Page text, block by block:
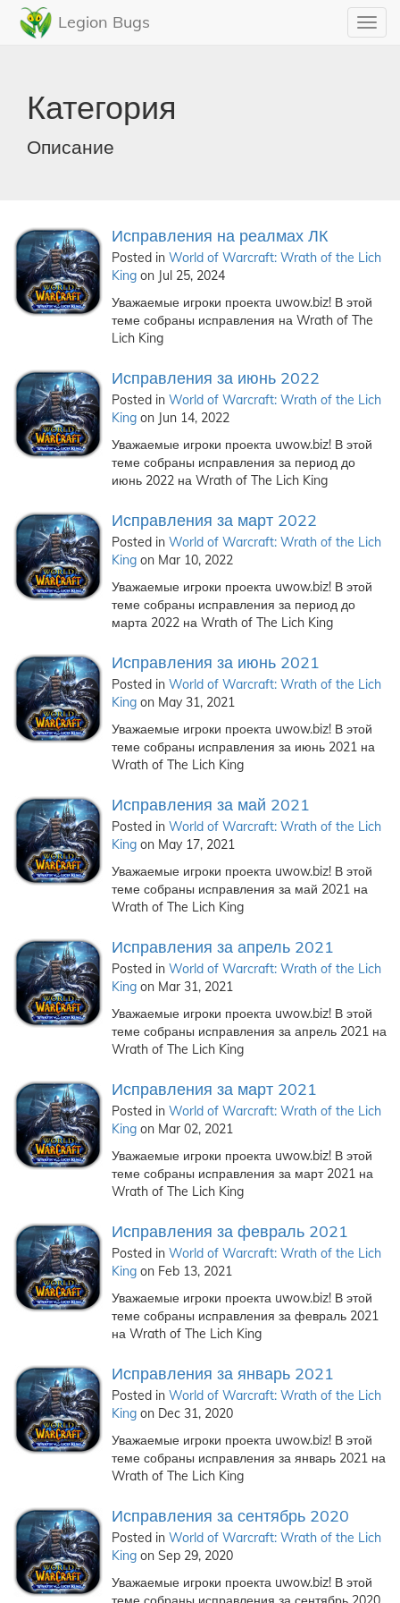
Legion Bugs
Категория
Описание
Исправления на реалмах ЛК
Posted in World of Warcraft: Wrath of the Lich
King on Jul 25, 2024
Уважаемые игроки проекта uwow.biz! В этой
теме собраны исправления на Wrath of The
Lich King
Исправления за июнь 2022
Posted in World of Warcraft: Wrath of the Lich
King on Jun 14, 2022
Уважаемые игроки проекта uwow.biz! В этой
теме собраны исправления за период до
июнь 2022 на Wrath of The Lich King
Исправления за март 2022
Posted in World of Warcraft: Wrath of the Lich
King on Mar 10, 2022
Уважаемые игроки проекта uwow.biz! В этой
теме собраны исправления за период до
марта 2022 на Wrath of The Lich King
Исправления за июнь 2021
Posted in World of Warcraft: Wrath of the Lich
King on May 31, 2021
Уважаемые игроки проекта uwow.biz! В этой
теме собраны исправления за июнь 2021 на
Wrath of The Lich King
Исправления за май 2021
Posted in World of Warcraft: Wrath of the Lich
King on May 17, 2021
Уважаемые игроки проекта uwow.biz! В этой
теме собраны исправления за май 2021 на
Wrath of The Lich King
Исправления за апрель 2021
Posted in World of Warcraft: Wrath of the Lich
King on Mar 31, 2021
Уважаемые игроки проекта uwow.biz! В этой
теме собраны исправления за апрель 2021 на
Wrath of The Lich King
Исправления за март 2021
Posted in World of Warcraft: Wrath of the Lich
King on Mar 02, 2021
Уважаемые игроки проекта uwow.biz! В этой
теме собраны исправления за март 2021 на
Wrath of The Lich King
Исправления за февраль 2021
Posted in World of Warcraft: Wrath of the Lich
King on Feb 13, 2021
Уважаемые игроки проекта uwow.biz! В этой
теме собраны исправления за февраль 2021
на Wrath of The Lich King
Исправления за январь 2021
Posted in World of Warcraft: Wrath of the Lich
King on Dec 31, 2020
Уважаемые игроки проекта uwow.biz! В этой
теме собраны исправления за январь 2021 на
Wrath of The Lich King
Исправления за сентябрь 2020
Posted in World of Warcraft: Wrath of the Lich
King on Sep 29, 2020
Уважаемые игроки проекта uwow.biz! В этой